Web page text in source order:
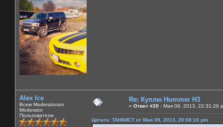
Alex Ice
Всем Moderatoram
Moderator
Пользователи
Re: Куплю Hummer H3
« Ответ #20 : Мая 09, 2013, 22:31:26
Цитата: ТАНКИСТ от Мая 09, 2013, 20:08:16 pm